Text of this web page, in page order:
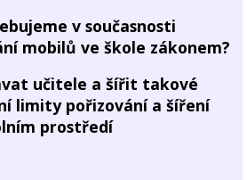
v současnosti
mobilů ve škole zákonem?
učitele a šířit takové
limity pořizování a šíření
prostředí